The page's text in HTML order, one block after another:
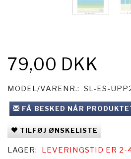
79,00 DKK
MODEL/VARENR.: SL-ES-
FÅ BESKED NÅR
TILFØJ ØNSKELISTE
LAGER: LEVERINGSTID ER 2-